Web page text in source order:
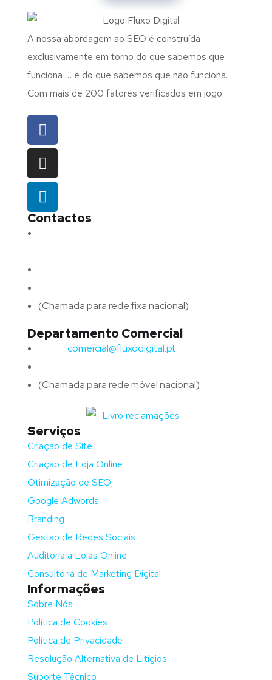
A nossa abordagem ao SEO é construída
exclusivamente em torno do que sabemos que
funciona … e do que sabemos que não funciona.
Com mais de 200 fatores verificados em jogo.
Contactos
(Chamada para rede fixa nacional)
Departamento Comercial
comercial@fluxodigital.pt
(Chamada para rede móvel nacional)
Serviços
Criação de Site
Criação de Loja Online
Otimização de SEO
Google Adwords
Branding
Gestão de Redes Sociais
Auditoria a Lojas Online
Consultoria de Marketing Digital
Informações
Sobre Nós
Política de Cookies
Política de Privacidade
Resolução Alternativa de Litígios
Suporte Técnico